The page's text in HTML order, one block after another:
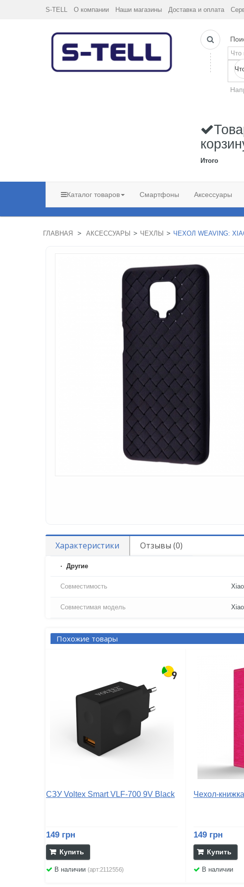
S-TELL О компании Наши магазины Доставка и оплата
Итого
Каталог товаров Смартфоны Аксессуары
ГЛАВНАЯ > АКСЕССУАРЫ > ЧЕХЛЫ > ЧЕХОЛ WEAVING:
Характеристики Отзывы (0)
Другие
Совместимость
Совместимая модель
Похожие товары
СЗУ Voltex Smart VLF-700 9V Black
149 грн
Купить
В наличии (арт:2112556)
Чехол-
149 грн
Купить
В наличии